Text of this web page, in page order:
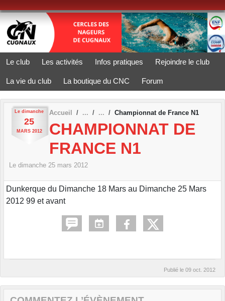
Le club Les activités Infos pratiques Rejoindre le club
La vie du club La boutique du CNC Forum
Le dimanche
25
MARS 2012
Accueil Championnat de France N1
CHAMPIONNAT DE
FRANCE N1
Le dimanche 25 mars 2012
Dunkerque du Dimanche 18 Mars au Dimanche 25 Mars
2012 99 et avant
Publié le 09 oct. 2012